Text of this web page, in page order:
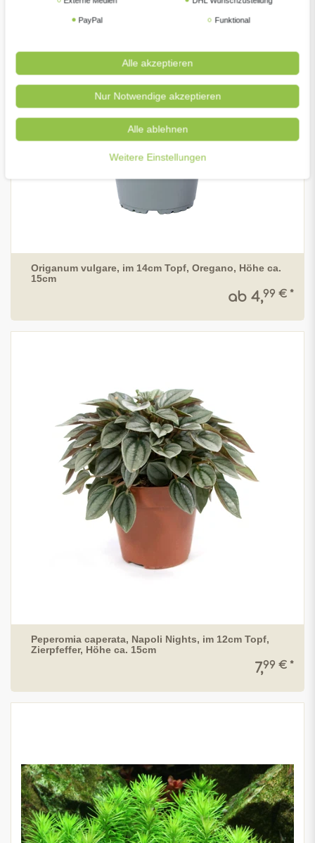
Origanum vulgare, im 14cm Topf, Oregano, Höhe ca.
15cm
ab 4,99 € *
Peperomia caperata, Napoli Nights, im 12cm Topf,
Zierpfeffer, Höhe ca. 15cm
7,99 € *
PayPal Funktional
Alle akzeptieren
Nur Notwendige akzeptieren
Alle ablehnen
Weitere Einstellungen